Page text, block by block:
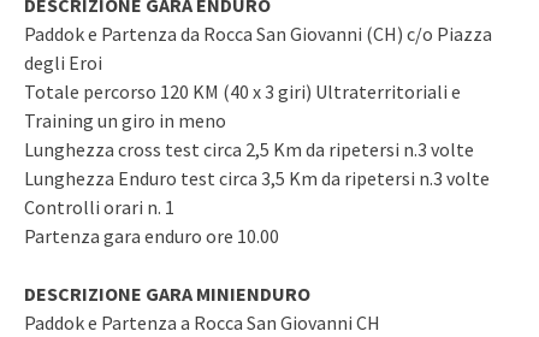
Paddok e Partenza da Rocca San Giovanni (CH) c/o Piazza
degli Eroi
Totale percorso 120 KM (40 x 3 giri) Ultraterritoriali e
Training un giro in meno
Lunghezza cross test circa 2,5 Km da ripetersi n.3 volte
Lunghezza Enduro test circa 3,5 Km da ripetersi n.3 volte
Controlli orari n. 1
Partenza gara enduro ore 10.00
DESCRIZIONE GARA MINIENDURO
Paddok e Partenza a Rocca San Giovanni CH